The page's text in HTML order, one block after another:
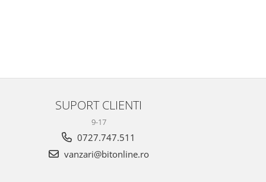
SUPORT CLIENTI
9-17
0727.747.511
vanzari@bitonline.ro